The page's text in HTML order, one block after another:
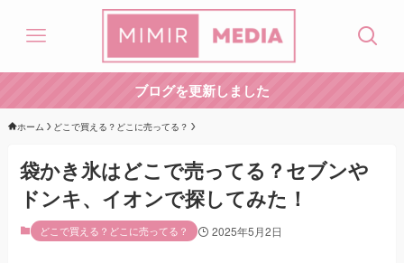
ブログを更新しました
ホーム どこで買える？どこに売ってる？
袋かき氷はどこで売ってる？セブンや
ドンキ、イオンで探してみた！
どこで買える？どこに売ってる？ 2025年5月2日